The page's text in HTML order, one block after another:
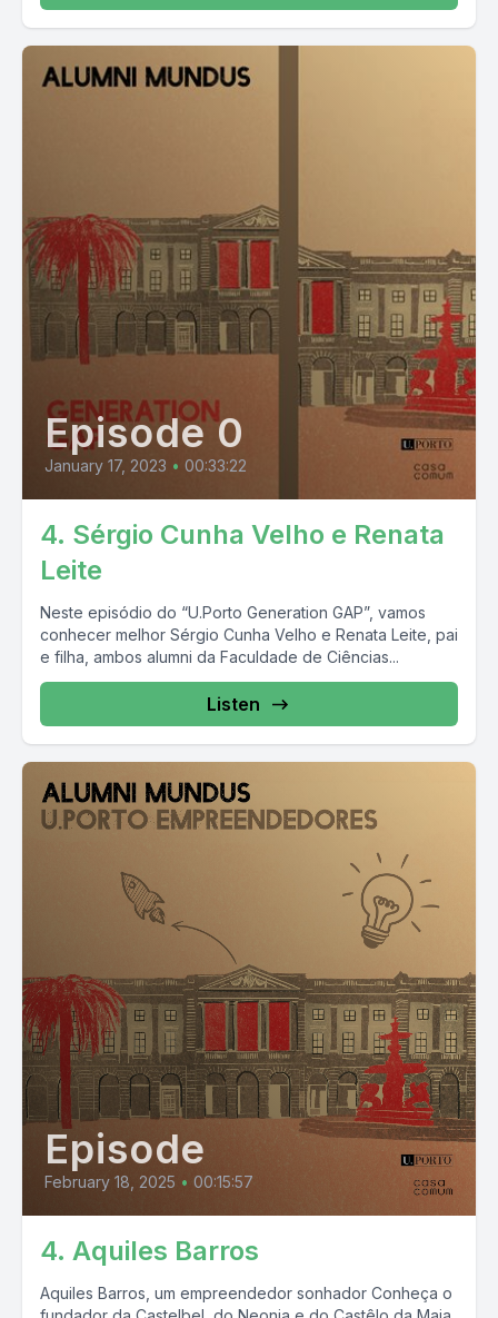
Episode 0
January 17, 2023 • 00:33:22
4. Sérgio Cunha Velho e Renata
Leite
Neste episódio do “U.Porto Generation GAP”, vamos
conhecer melhor Sérgio Cunha Velho e Renata Leite, pai
e filha, ambos alumni da Faculdade de Ciências...
Listen
Episode
February 18, 2025 • 00:15:57
4. Aquiles Barros
Aquiles Barros, um empreendedor sonhador Conheça o